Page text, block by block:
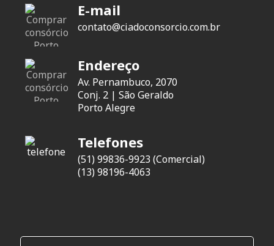
E-mail
contato@ciadoconsorcio.com.br
Endereço
Av. Pernambuco, 2070
Conj. 2 | São Geraldo
Porto Alegre
Telefones
(51) 99836-9923 (Comercial)
(13) 98196-4063